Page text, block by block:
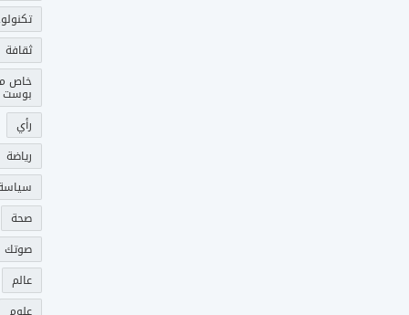
ثقافة
خاص
بوست
رأي
رياضة
صحة
عالم